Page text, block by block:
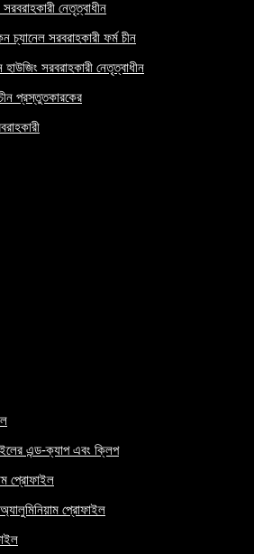
নেতৃত্বাধীন
চ্যানেল সরবরাহকারী ফর্ম চীন
সরবরাহকারী নেতৃত্বাধীন
প্রস্তুতকারকের
এন্ড-ক্যাপ এবং ক্লিপ
প্রোফাইল
প্রোফাইল